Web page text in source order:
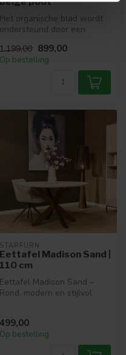
Het organische blad wordt
ondersteund door een
allee...
1.199,00 899,00
Op bestelling
STARFURN
Eettafel Madison Sand |
110 cm
Eettafel Madison Sand –
Rond, modern en stijlvol
Met de Madison Sand ...
499,00
Op bestelling